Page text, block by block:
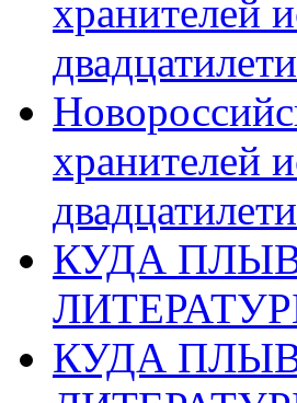
хранителей
хранителей
КУДА
КУДА